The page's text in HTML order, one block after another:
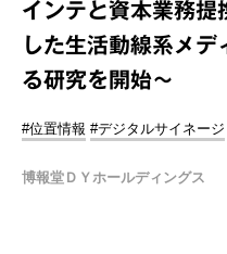
インテと資本業務
した生活動線系メ
る研究を開始～
#位置情報 #デジタルサイネージ
博報堂ＤＹホールディングス